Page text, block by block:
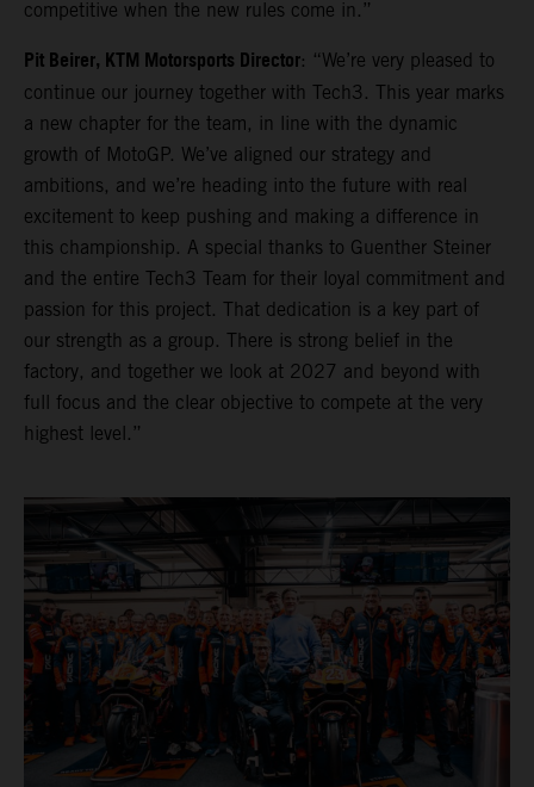
competitive when the new rules come in.”
Pit Beirer, KTM Motorsports Director: “We’re very pleased to
continue our journey together with Tech3. This year marks
a new chapter for the team, in line with the dynamic
growth of MotoGP. We’ve aligned our strategy and
ambitions, and we’re heading into the future with real
excitement to keep pushing and making a difference in
this championship. A special thanks to Guenther Steiner
and the entire Tech3 Team for their loyal commitment and
passion for this project. That dedication is a key part of
our strength as a group. There is strong belief in the
factory, and together we look at 2027 and beyond with
full focus and the clear objective to compete at the very
highest level.”